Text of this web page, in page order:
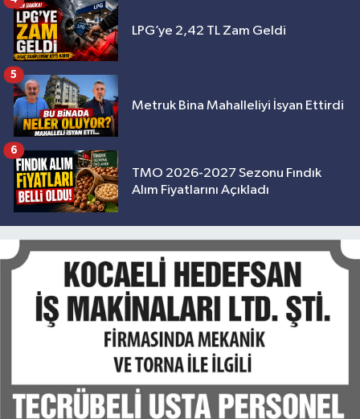
LPG’ye 2,42 TL Zam Geldi
Metruk Bina Mahalleliyi İsyan Ettirdi
5
TMO 2026-2027 Sezonu Fındık
Alım Fiyatlarını Açıkladı
6